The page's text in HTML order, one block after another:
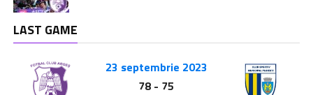
LAST GAME
23 septembrie 2023
78 - 75